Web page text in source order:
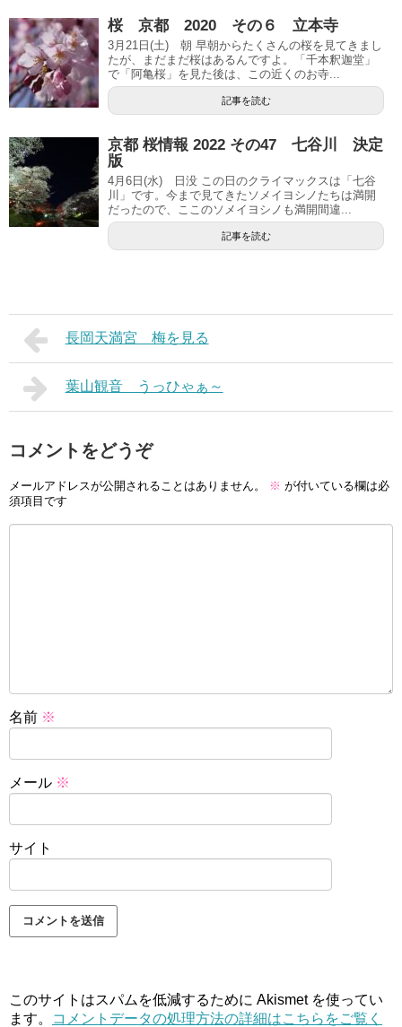
桜 京都 2020 その６ 立本寺
3月21日(土) 朝 早朝からたくさんの桜を見てきまし
たが、まだまだ桜はあるんですよ。「千本釈迦堂」
で「阿亀桜」を見た後は、この近くのお寺...
記事を読む
京都 桜情報 2022 その47 七谷川 決定
版
4月6日(水) 日没 この日のクライマックスは「七谷
川」です。今まで見てきたソメイヨシノたちは満開
だったので、ここのソメイヨシノも満開間違...
記事を読む
長岡天満宮 梅を見る
葉山観音 うっひゃぁ～
コメントをどうぞ
メールアドレスが公開されることはありません。 ※ が付いている欄は必
須項目です
名前 ※
メール ※
サイト
このサイトはスパムを低減するために Akismet を使ってい
ます。
コメントデータの処理方法の詳細はこちらをご覧く